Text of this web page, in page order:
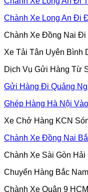
Chành Xe Long An Đi
Chành Xe Đồng Nai Đi
Xe Tải Tân Uyên Bình
Dịch Vụ Gửi Hàng Từ
Gửi Hàng Đi Quảng
Ghép Hàng Hà Nội
Xe Chở Hàng KCN
Chành Xe Đồng Nai
Chành Xe Sài Gòn
Chuyển Hàng Bắc
Chành Xe Quận 9